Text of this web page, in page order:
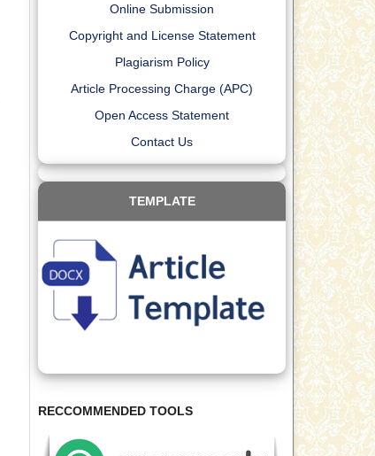
Online Submission
Copyright and License Statement
Plagiarism Policy
Article Processing Charge (APC)
Open Access Statement
Contact Us
TEMPLATE
RECCOMMENDED TOOLS